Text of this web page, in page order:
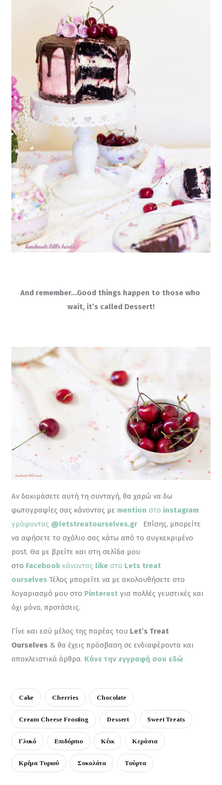
And remember…Good things happen to those who
wait, it’s called Dessert!
Αν δοκιμάσετε αυτή τη συνταγή, θα χαρώ να δω
φωτογραφίες σας κάνοντας με mention στο instagram
γράφοντας @letstreatourselves.gr
Επίσης, μπορείτε
να αφήσετε το σχόλιο σας κάτω από το συγκεκριμένο
post. Θα με βρείτε και στη σελίδα μου
στο Facebook κάνοντας like στο Lets treat
ourselves Τέλος μπορείτε να με ακολουθήσετε στο
λογαριασμό μου στο Pinterest για πολλές γευστικές και
όχι μόνο, προτάσεις.
Γίνε και εσύ μέλος της παρέας του Let’s Treat
Ourselves & θα έχεις πρόσβαση σε ενδιαφέροντα και
αποκλειστικά άρθρα. Κάνε την εγγραφή σου εδώ
Cake Cherries Chocolate
Cream Cheese Frosting Dessert Sweet Treats
Γλυκό Επιδόρπιο Κέικ Κεράσια
Κρέμα Τυριού Σοκολάτα Τούρτα